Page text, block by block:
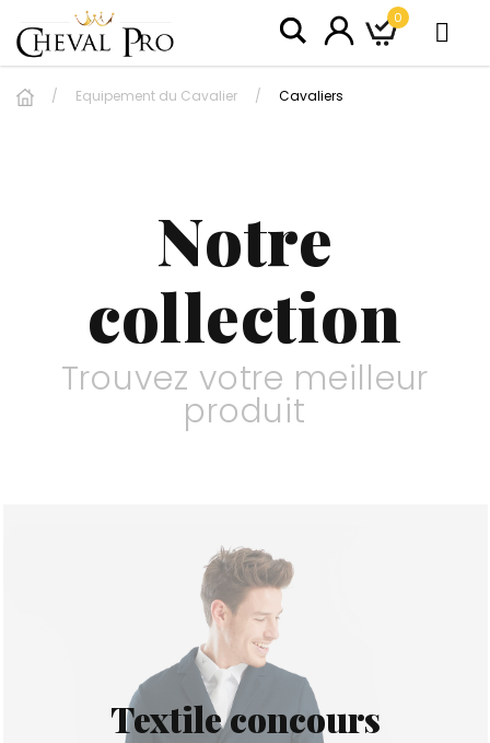
0
Equipement du Cavalier Cavaliers
Notre
collection
Trouvez votre meilleur
produit
Textile concours